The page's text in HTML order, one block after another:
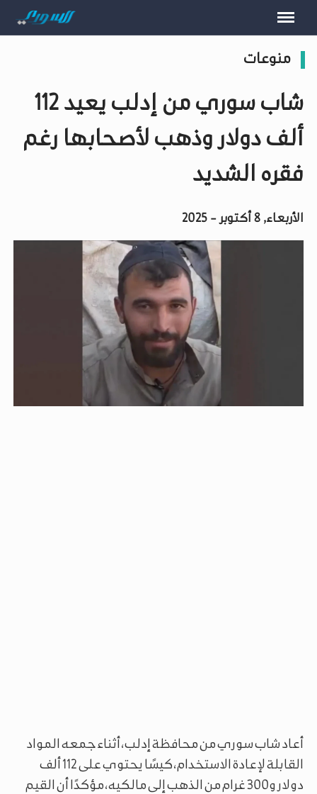
منوعات
شاب سوري من إدلب يعيد 112
ألف دولار وذهب لأصحابها رغم
فقره الشديد
الأربعاء, 8 أكتوبر - 2025
أعاد شاب سوري من محافظة إدلب، أثناء جمعه المواد
القابلة لإعادة الاستخدام، كيسًا يحتوي على 112 ألف
دولار و300 غرام من الذهب إلى مالكيه، مؤكدًا أن القيم